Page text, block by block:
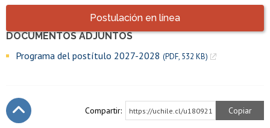
Accesos directosPostulación en línea
Enlaces y documentos de interés
DOCUMENTOS ADJUNTOS
Programa del postítulo 2027-2028 (PDF, 532 KB)
Compartir: https://uchile.cl/u180921 Copiar